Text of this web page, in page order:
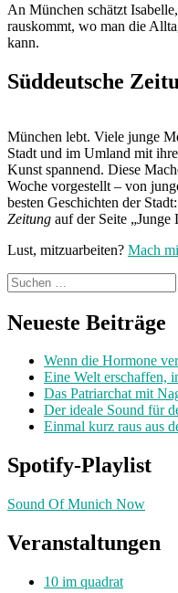
An München schätzt
rauskommt, wo man die
kann.
Süddeutsche
München lebt. Viele junge
Stadt und im Umland mit
Kunst spannend. Diese
Woche vorgestellt – von
besten Geschichten der
Zeitung auf der Seite „Junge
Lust, mitzuarbeiten? Mach
Suchen
nach:
Neueste Beiträge
Wenn die Hormone
Eine Welt erschaffen,
Das Patriarchat mit
Der ideale Sound für
Einmal kurz raus aus
Spotify-Playlist
Sound Of Munich Now
Veranstaltungen
10 im quadrat